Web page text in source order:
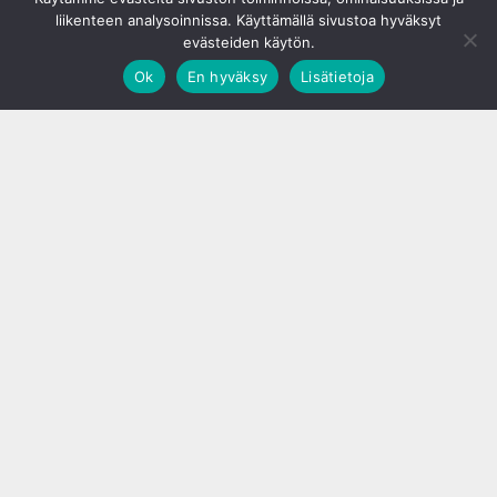
liikenteen analysoinnissa. Käyttämällä sivustoa hyväksyt
evästeiden käytön.
Ok
En hyväksy Lisätietoja